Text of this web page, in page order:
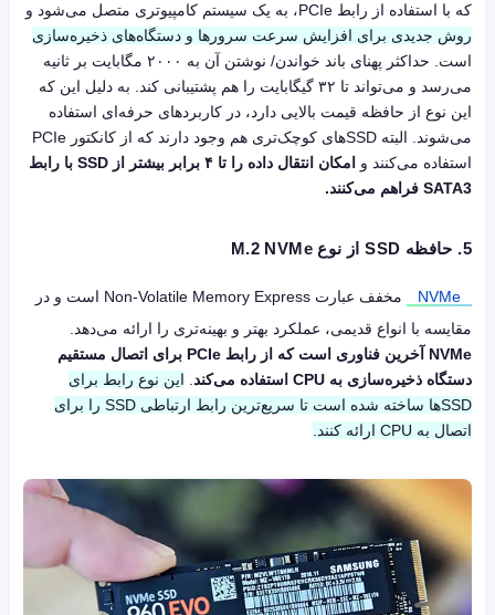
که با استفاده از رابط PCIe، به یک سیستم کامپیوتری متصل می‌شود و
روش جدیدی برای افزایش سرعت سرورها و دستگاه‌های ذخیره‌سازی
است. حداکثر پهنای باند خواندن/ نوشتن آن به ۲۰۰۰ مگابایت بر ثانیه
می‌رسد و می‌تواند تا ۳۲ گیگابایت را هم پشتیبانی کند. به دلیل این که
این نوع از حافظه قیمت بالایی دارد، در کاربردهای حرفه‌ای استفاده
می‌شوند. البته SSDهای کوچک‌تری هم وجود دارند که از کانکتور PCIe
استفاده می‌کنند و
امکان انتقال داده را تا ۴ برابر بیشتر از SSD با رابط
SATA3 فراهم می‌کنند.
5. حافظه SSD از نوع M.2 NVMe
NVMe
مخفف عبارت Non-Volatile Memory Express است و در
مقایسه با انواع قدیمی، عملکرد بهتر و بهینه‌تری را ارائه می‌دهد.
NVMe آخرین فناوری است که از رابط PCIe برای اتصال مستقیم
دستگاه ذخیره‌سازی به CPU استفاده می‌کند
. این نوع رابط برای
SSDها ساخته شده است تا سریع‌ترین رابط ارتباطی SSD را برای
اتصال به CPU ارائه کنند.